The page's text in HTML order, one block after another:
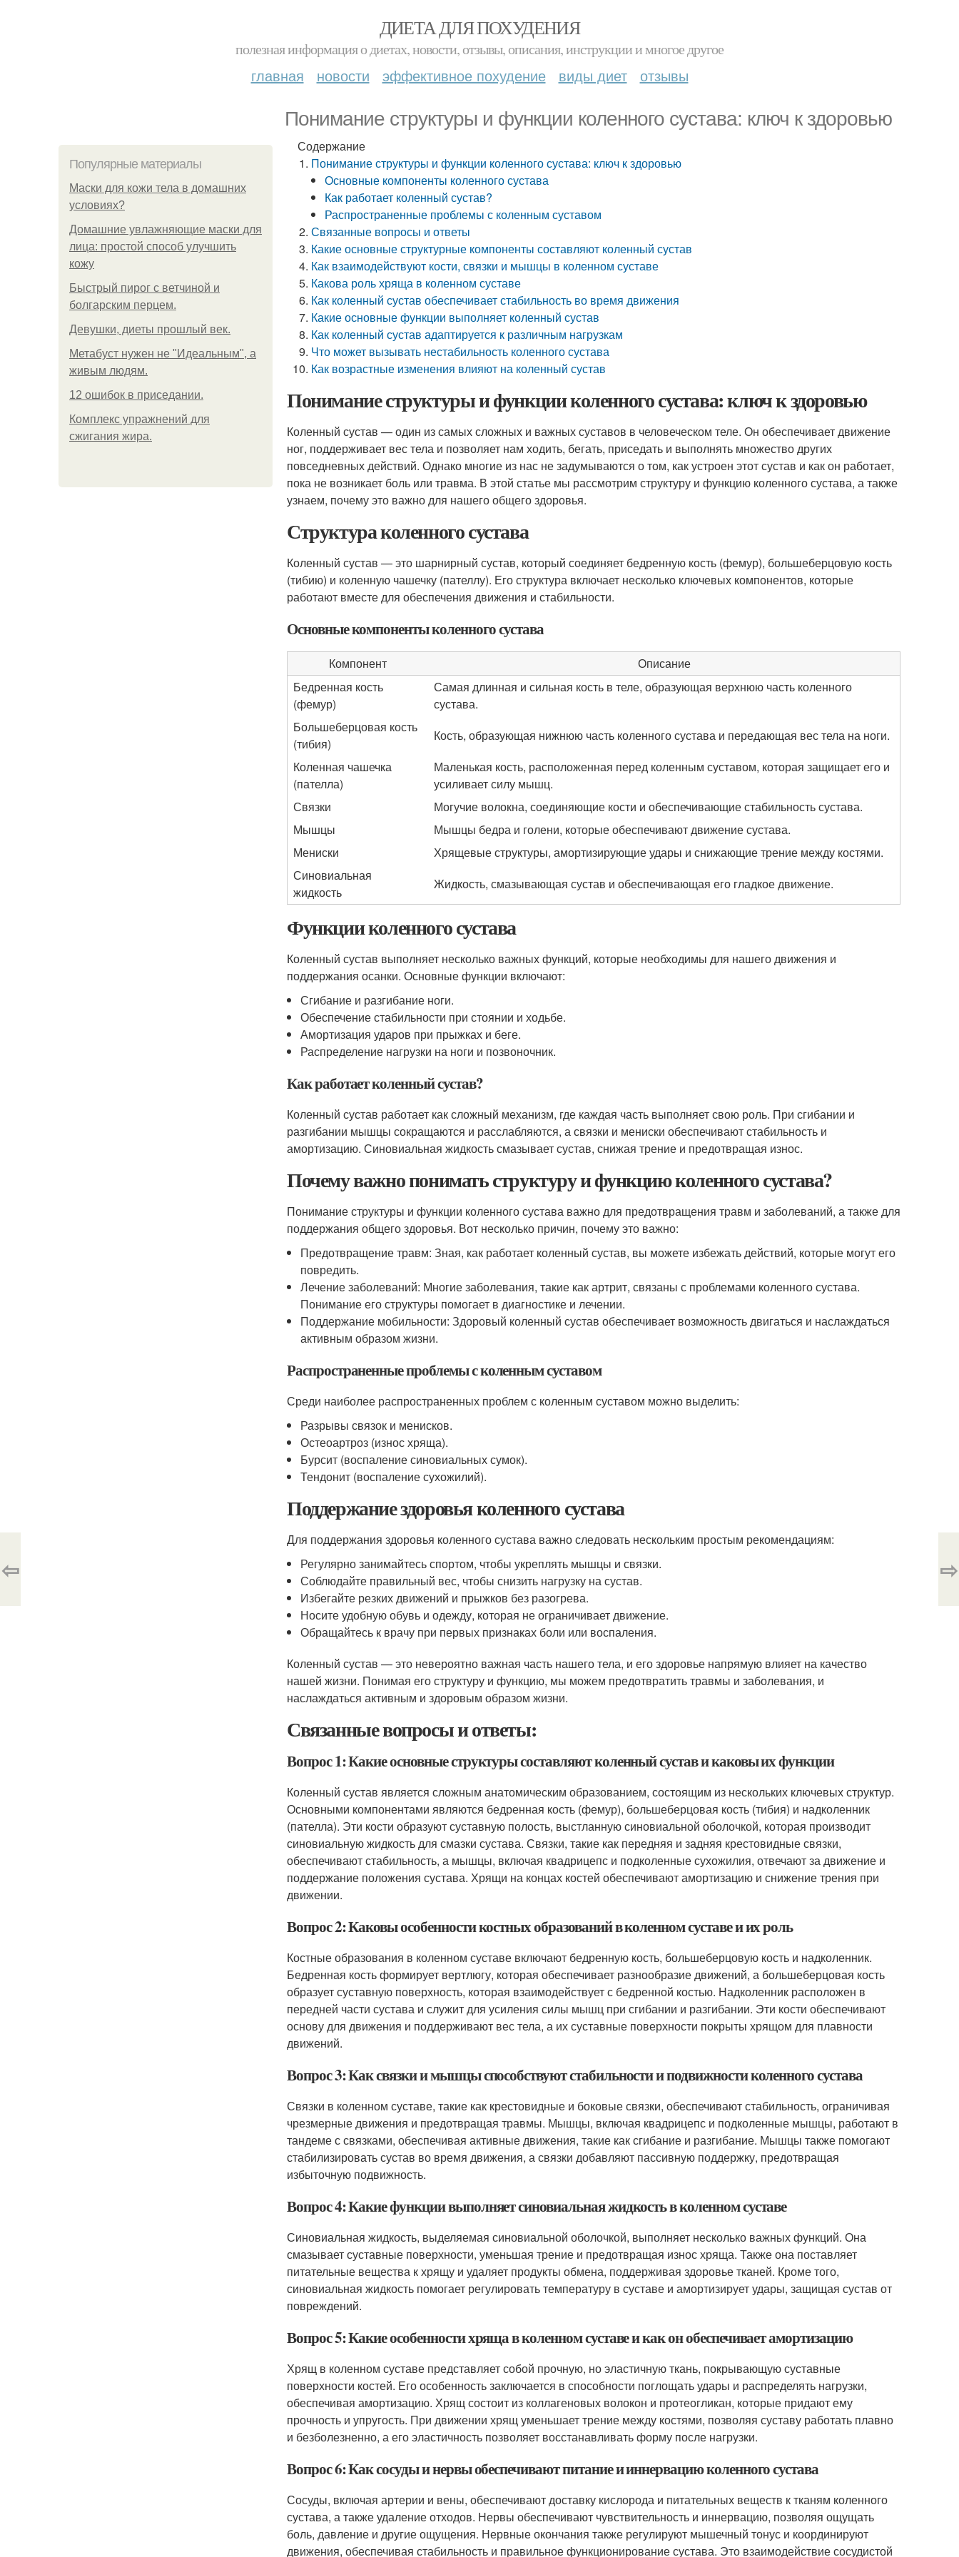
ДИЕТА ДЛЯ ПОХУДЕНИЯ
полезная информация о диетах, новости, отзывы, описания, инструкции и многое другое
главная новости эффективное похудение виды диет отзывы
Понимание структуры и функции коленного сустава: ключ к здоровью
Популярные материалы
Маски для кожи тела в домашних
условиях?
Домашние увлажняющие маски для
лица: простой способ улучшить
кожу
Быстрый пирог с ветчиной и
болгарским перцем.
Девушки, диеты прошлый век.
Метабуст нужен не "Идеальным", а
живым людям.
12 ошибок в приседании.
Комплекс упражнений для
сжигания жира.
Содержание
Понимание структуры и функции коленного сустава: ключ к здоровью
Основные компоненты коленного сустава
Как работает коленный сустав?
Распространенные проблемы с коленным суставом
Связанные вопросы и ответы
Какие основные структурные компоненты составляют коленный сустав
Как взаимодействуют кости, связки и мышцы в коленном суставе
Какова роль хряща в коленном суставе
Как коленный сустав обеспечивает стабильность во время движения
Какие основные функции выполняет коленный сустав
Как коленный сустав адаптируется к различным нагрузкам
Что может вызывать нестабильность коленного сустава
Как возрастные изменения влияют на коленный сустав
Понимание структуры и функции коленного сустава: ключ к здоровью
Коленный сустав — один из самых сложных и важных суставов в человеческом теле. Он обеспечивает движение
ног, поддерживает вес тела и позволяет нам ходить, бегать, приседать и выполнять множество других
повседневных действий. Однако многие из нас не задумываются о том, как устроен этот сустав и как он работает,
пока не возникает боль или травма. В этой статье мы рассмотрим структуру и функцию коленного сустава, а также
узнаем, почему это важно для нашего общего здоровья.
Структура коленного сустава
Коленный сустав — это шарнирный сустав, который соединяет бедренную кость (фемур), большеберцовую кость
(тибию) и коленную чашечку (пателлу). Его структура включает несколько ключевых компонентов, которые
работают вместе для обеспечения движения и стабильности.
Основные компоненты коленного сустава
Компонент
Описание
Бедренная кость
(фемур)
Самая длинная и сильная кость в теле, образующая верхнюю часть коленного
сустава.
Большеберцовая кость
(тибия)
Кость, образующая нижнюю часть коленного сустава и передающая вес тела на ноги.
Коленная чашечка
(пателла)
Маленькая кость, расположенная перед коленным суставом, которая защищает его и
усиливает силу мышц.
Связки
Могучие волокна, соединяющие кости и обеспечивающие стабильность сустава.
Мышцы
Мышцы бедра и голени, которые обеспечивают движение сустава.
Мениски
Хрящевые структуры, амортизирующие удары и снижающие трение между костями.
Синовиальная
жидкость
Жидкость, смазывающая сустав и обеспечивающая его гладкое движение.
Функции коленного сустава
Коленный сустав выполняет несколько важных функций, которые необходимы для нашего движения и
поддержания осанки. Основные функции включают:
Сгибание и разгибание ноги.
Обеспечение стабильности при стоянии и ходьбе.
Амортизация ударов при прыжках и беге.
Распределение нагрузки на ноги и позвоночник.
Как работает коленный сустав?
Коленный сустав работает как сложный механизм, где каждая часть выполняет свою роль. При сгибании и
разгибании мышцы сокращаются и расслабляются, а связки и мениски обеспечивают стабильность и
амортизацию. Синовиальная жидкость смазывает сустав, снижая трение и предотвращая износ.
Почему важно понимать структуру и функцию коленного сустава?
Понимание структуры и функции коленного сустава важно для предотвращения травм и заболеваний, а также для
поддержания общего здоровья. Вот несколько причин, почему это важно:
Предотвращение травм: Зная, как работает коленный сустав, вы можете избежать действий, которые могут его
повредить.
Лечение заболеваний: Многие заболевания, такие как артрит, связаны с проблемами коленного сустава.
Понимание его структуры помогает в диагностике и лечении.
Поддержание мобильности: Здоровый коленный сустав обеспечивает возможность двигаться и наслаждаться
активным образом жизни.
Распространенные проблемы с коленным суставом
Среди наиболее распространенных проблем с коленным суставом можно выделить:
Разрывы связок и менисков.
Остеоартроз (износ хряща).
Бурсит (воспаление синовиальных сумок).
Тендонит (воспаление сухожилий).
Поддержание здоровья коленного сустава
Для поддержания здоровья коленного сустава важно следовать нескольким простым рекомендациям:
Регулярно занимайтесь спортом, чтобы укреплять мышцы и связки.
Соблюдайте правильный вес, чтобы снизить нагрузку на сустав.
Избегайте резких движений и прыжков без разогрева.
Носите удобную обувь и одежду, которая не ограничивает движение.
Обращайтесь к врачу при первых признаках боли или воспаления.
Коленный сустав — это невероятно важная часть нашего тела, и его здоровье напрямую влияет на качество
нашей жизни. Понимая его структуру и функцию, мы можем предотвратить травмы и заболевания, и
наслаждаться активным и здоровым образом жизни.
Связанные вопросы и ответы:
Вопрос 1: Какие основные структуры составляют коленный сустав и каковы их функции
Коленный сустав является сложным анатомическим образованием, состоящим из нескольких ключевых структур.
Основными компонентами являются бедренная кость (фемур), большеберцовая кость (тибия) и надколенник
(пателла). Эти кости образуют суставную полость, выстланную синовиальной оболочкой, которая производит
синовиальную жидкость для смазки сустава. Связки, такие как передняя и задняя крестовидные связки,
обеспечивают стабильность, а мышцы, включая квадрицепс и подколенные сухожилия, отвечают за движение и
поддержание положения сустава. Хрящи на концах костей обеспечивают амортизацию и снижение трения при
движении.
Вопрос 2: Каковы особенности костных образований в коленном суставе и их роль
Костные образования в коленном суставе включают бедренную кость, большеберцовую кость и надколенник.
Бедренная кость формирует вертлюгу, которая обеспечивает разнообразие движений, а большеберцовая кость
образует суставную поверхность, которая взаимодействует с бедренной костью. Надколенник расположен в
передней части сустава и служит для усиления силы мышц при сгибании и разгибании. Эти кости обеспечивают
основу для движения и поддерживают вес тела, а их суставные поверхности покрыты хрящом для плавности
движений.
Вопрос 3: Как связки и мышцы способствуют стабильности и подвижности коленного сустава
Связки в коленном суставе, такие как крестовидные и боковые связки, обеспечивают стабильность, ограничивая
чрезмерные движения и предотвращая травмы. Мышцы, включая квадрицепс и подколенные мышцы, работают в
тандеме с связками, обеспечивая активные движения, такие как сгибание и разгибание. Мышцы также помогают
стабилизировать сустав во время движения, а связки добавляют пассивную поддержку, предотвращая
избыточную подвижность.
Вопрос 4: Какие функции выполняет синовиальная жидкость в коленном суставе
Синовиальная жидкость, выделяемая синовиальной оболочкой, выполняет несколько важных функций. Она
смазывает суставные поверхности, уменьшая трение и предотвращая износ хряща. Также она поставляет
питательные вещества к хрящу и удаляет продукты обмена, поддерживая здоровье тканей. Кроме того,
синовиальная жидкость помогает регулировать температуру в суставе и амортизирует удары, защищая сустав от
повреждений.
Вопрос 5: Какие особенности хряща в коленном суставе и как он обеспечивает амортизацию
Хрящ в коленном суставе представляет собой прочную, но эластичную ткань, покрывающую суставные
поверхности костей. Его особенность заключается в способности поглощать удары и распределять нагрузки,
обеспечивая амортизацию. Хрящ состоит из коллагеновых волокон и протеогликан, которые придают ему
прочность и упругость. При движении хрящ уменьшает трение между костями, позволяя суставу работать плавно
и безболезненно, а его эластичность позволяет восстанавливать форму после нагрузки.
Вопрос 6: Как сосуды и нервы обеспечивают питание и иннервацию коленного сустава
Сосуды, включая артерии и вены, обеспечивают доставку кислорода и питательных веществ к тканям коленного
сустава, а также удаление отходов. Нервы обеспечивают чувствительность и иннервацию, позволяя ощущать
боль, давление и другие ощущения. Нервные окончания также регулируют мышечный тонус и координируют
движения, обеспечивая стабильность и правильное функционирование сустава. Это взаимодействие сосудистой
⇦ ⇨